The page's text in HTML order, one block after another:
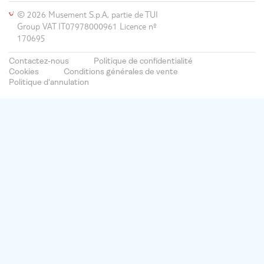
© 2026 Musement S.p.A, partie de TUI
Group VAT IT07978000961 Licence nº
170695
Contactez-nous
Politique de confidentialité
Cookies
Conditions générales de vente
Politique d'annulation